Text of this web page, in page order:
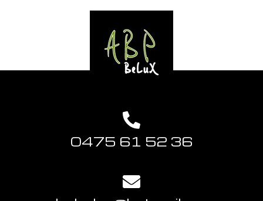
0475 61 52 36